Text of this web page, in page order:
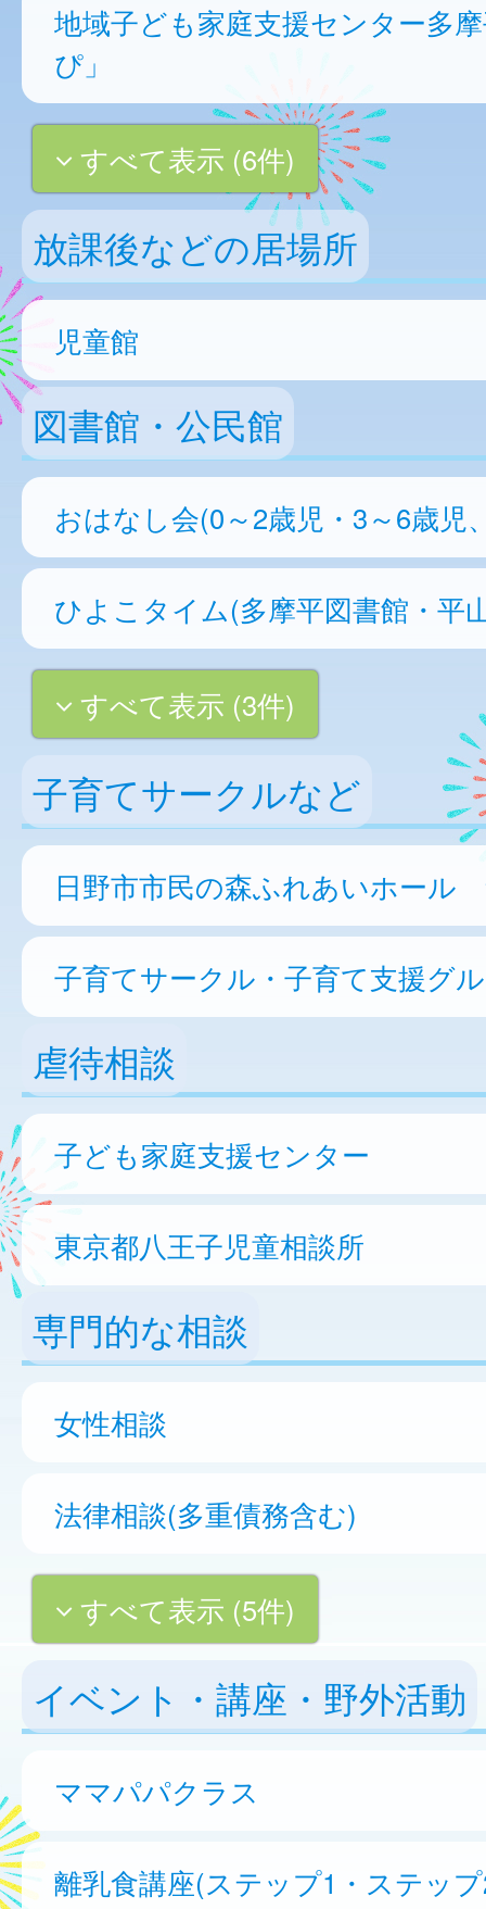
地域子ども家庭支援センター多
ぴ」
すべて表示 (6件)
放課後などの居場所
児童館
図書館・公民館
おはなし会(0～2歳児・3～6歳児
ひよこタイム(多摩平図書館・平
すべて表示 (3件)
子育てサークルなど
日野市市民の森ふれあいホール
子育てサークル・子育て支援グ
虐待相談
子ども家庭支援センター
東京都八王子児童相談所
専門的な相談
女性相談
法律相談(多重債務含む)
すべて表示 (5件)
イベント・講座・野外活動
ママパパクラス
離乳食講座(ステップ1・ステッ